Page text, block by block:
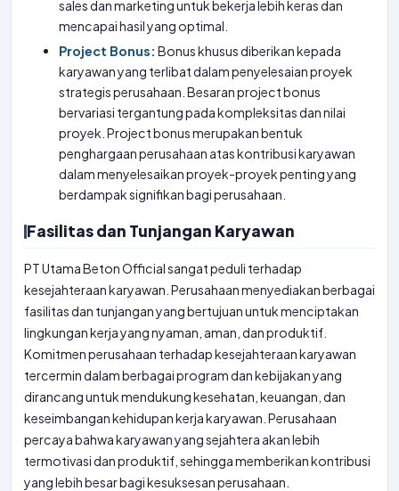
sales dan marketing untuk bekerja lebih keras dan
mencapai hasil yang optimal.
Project Bonus: Bonus khusus diberikan kepada
karyawan yang terlibat dalam penyelesaian proyek
strategis perusahaan. Besaran project bonus
bervariasi tergantung pada kompleksitas dan nilai
proyek. Project bonus merupakan bentuk
penghargaan perusahaan atas kontribusi karyawan
dalam menyelesaikan proyek-proyek penting yang
berdampak signifikan bagi perusahaan.
Fasilitas dan Tunjangan Karyawan
PT Utama Beton Official sangat peduli terhadap
kesejahteraan karyawan. Perusahaan menyediakan berbagai
fasilitas dan tunjangan yang bertujuan untuk menciptakan
lingkungan kerja yang nyaman, aman, dan produktif.
Komitmen perusahaan terhadap kesejahteraan karyawan
tercermin dalam berbagai program dan kebijakan yang
dirancang untuk mendukung kesehatan, keuangan, dan
keseimbangan kehidupan kerja karyawan. Perusahaan
percaya bahwa karyawan yang sejahtera akan lebih
termotivasi dan produktif, sehingga memberikan kontribusi
yang lebih besar bagi kesuksesan perusahaan.